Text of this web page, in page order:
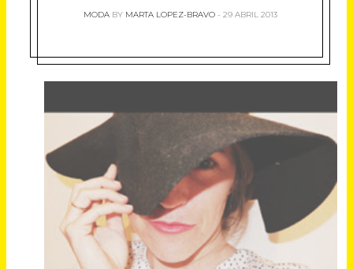
MODA BY MARTA LOPEZ-BRAVO 29 ABRIL 2013